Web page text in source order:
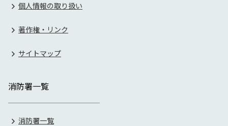
個人情報の取り扱い
著作権・リンク
サイトマップ
消防署一覧
消防署一覧